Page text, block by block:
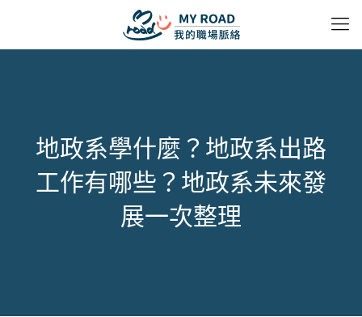
地政系學什麼？地政系出路
工作有哪些？地政系未來發
展一次整理